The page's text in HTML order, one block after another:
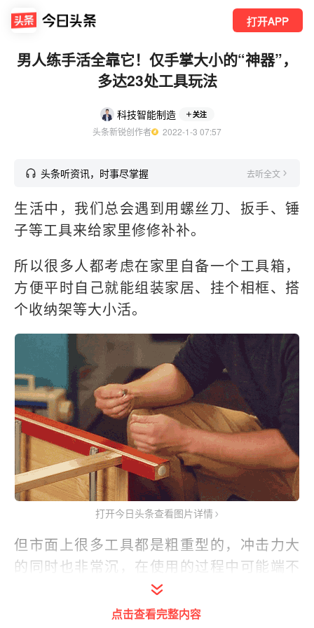
打开APP
男人练手活全靠它！仅手掌大小的“神器”，
多达23处工具玩法
科技智能制造 关注
头条新锐创作者
  2022-1-3 07:57
头条听资讯，时事尽掌握 去听全文
生活中，我们总会遇到用螺丝刀、扳手、锤
子等工具来给家里修修补补。
所以很多人都考虑在家里自备一个工具箱，
方便平时自己就能组装家居、挂个相框、搭
个收纳架等大小活。
打开今日头条查看图片详情
但市面上很多工具都是粗重型的，冲击力大
的同时也非常沉，在使用的过程中可能端不
稳，安全方面有所欠缺，更别说带出门了。
并且工具箱里的工具比较多又杂，
点击查看完整内容